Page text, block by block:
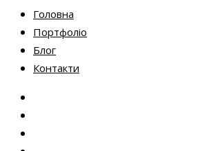
Головна
Портфоліо
Блог
Контакти